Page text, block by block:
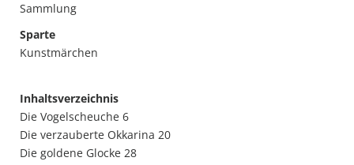
Sammlung
Sparte
Kunstmärchen
Inhaltsverzeichnis
Die Vogelscheuche 6
Die verzauberte Okkarina 20
Die goldene Glocke 28